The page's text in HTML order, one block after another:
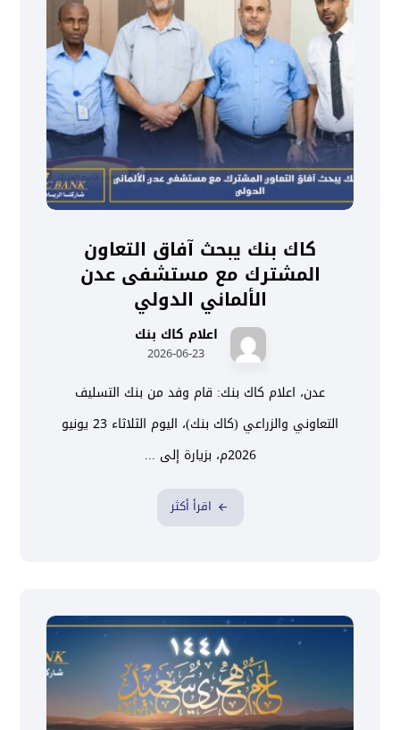
كاك بنك يبحث آفاق التعاون
المشترك مع مستشفى عدن
الألماني الدولي
اعلام كاك بنك
2026-06-23
عدن، اعلام كاك بنك: قام وفد من بنك التسليف
التعاوني والزراعي (كاك بنك)، اليوم الثلاثاء 23 يونيو
2026م، بزيارة إلى ...
اقرأ أكثر